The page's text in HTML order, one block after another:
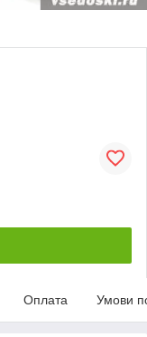
Оплата Умови